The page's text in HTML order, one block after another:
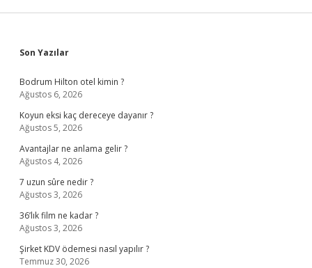
Sidebar
Son Yazılar
Bodrum Hilton otel kimin ?
Ağustos 6, 2026
Koyun eksi kaç dereceye dayanır ?
Ağustos 5, 2026
Avantajlar ne anlama gelir ?
Ağustos 4, 2026
7 uzun sûre nedir ?
Ağustos 3, 2026
36’lık film ne kadar ?
Ağustos 3, 2026
Şirket KDV ödemesi nasıl yapılır ?
Temmuz 30, 2026